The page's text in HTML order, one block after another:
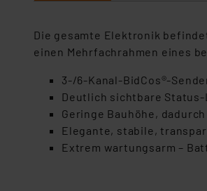
Die gesamte Elektronik
einen Mehrfachrahmen eines
3-/6-Kanal-BidCos®-
Deutlich sichtbare Status-
Geringe Bauhöhe,
Elegante, stabile,
Extrem wartungsarm –